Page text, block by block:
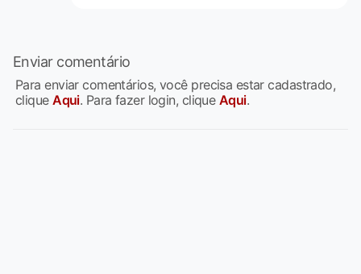
Enviar comentário
Para enviar comentários, você precisa estar cadastrado,
cliqueAqui. Para fazer login, clique Aqui.